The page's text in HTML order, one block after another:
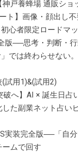
戸養蜂場 通販ショ
ト】画像・顔出し
心者限定ロードマ
版──思考・判断・
では終わらせない
試用1)&(試用2)
破へ】AI × 誕生日占
た副業ネット占い
実装完全版──「自
ームで回す